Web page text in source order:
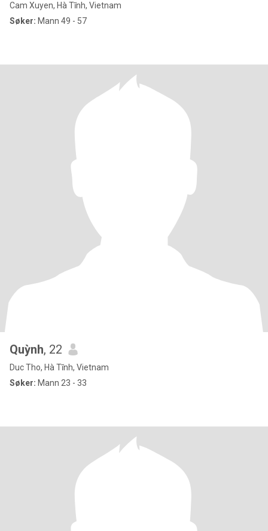
Cam Xuyen, Hà Tĩnh, Vietnam
Søker: Mann 49 - 57
Quỳnh, 22
Duc Tho, Hà Tĩnh, Vietnam
Søker: Mann 23 - 33